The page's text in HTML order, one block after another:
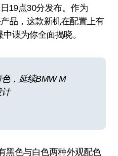
19点30分发布。作为
品，这款新机在配置上有
谍为你全面揭晓。
，延续BMW M
黑色与白色两种外观配色